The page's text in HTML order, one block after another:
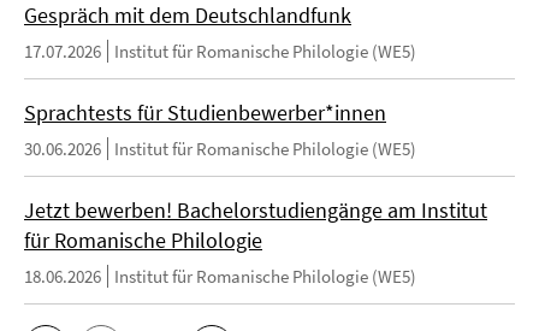
Gespräch mit dem Deutschlandfunk
17.07.2026 Institut für Romanische Philologie (WE5)
Sprachtests für Studienbewerber*innen
30.06.2026 Institut für Romanische Philologie (WE5)
Jetzt bewerben! Bachelorstudiengänge am Institut
für Romanische Philologie
18.06.2026 Institut für Romanische Philologie (WE5)